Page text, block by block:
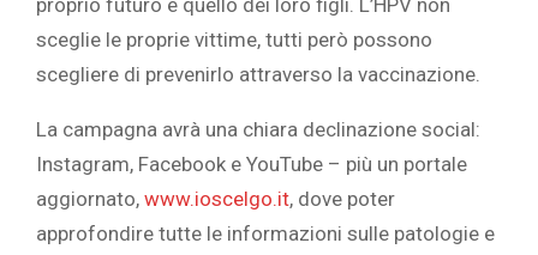
proprio futuro e quello dei loro figli. L’HPV non
sceglie le proprie vittime, tutti però possono
scegliere di prevenirlo attraverso la vaccinazione.
La campagna avrà una chiara declinazione social:
Instagram, Facebook e YouTube – più un portale
aggiornato, www.ioscelgo.it, dove poter
approfondire tutte le informazioni sulle patologie e